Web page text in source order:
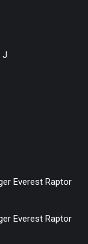
J
Everest Raptor
Everest Raptor